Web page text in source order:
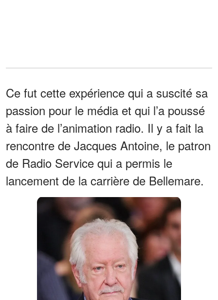
Ce fut cette expérience qui a suscité sa
passion pour le média et qui l’a poussé
à faire de l’animation radio. Il y a fait la
rencontre de Jacques Antoine, le patron
de Radio Service qui a permis le
lancement de la carrière de Bellemare.